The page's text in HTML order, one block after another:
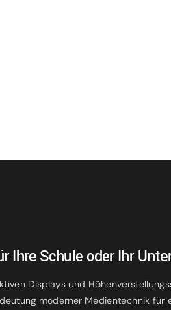
Ihre Schule oder Ihr
Displays und
moderner Medientechnik für